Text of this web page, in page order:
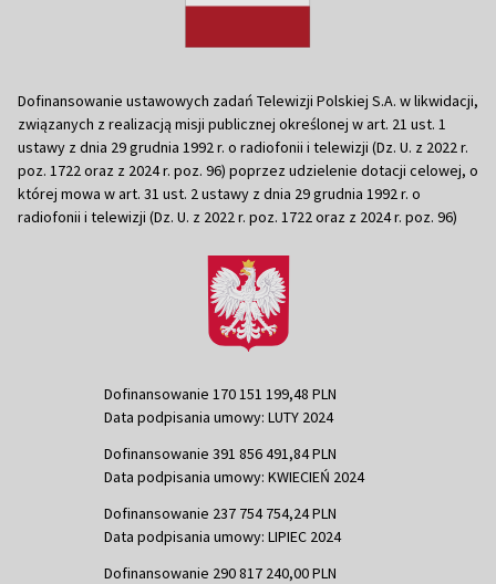
Dofinansowanie ustawowych zadań Telewizji Polskiej S.A. w likwidacji,
związanych z realizacją misji publicznej określonej w art. 21 ust. 1
ustawy z dnia 29 grudnia 1992 r. o radiofonii i telewizji (Dz. U. z 2022 r.
poz. 1722 oraz z 2024 r. poz. 96) poprzez udzielenie dotacji celowej, o
której mowa w art. 31 ust. 2 ustawy z dnia 29 grudnia 1992 r. o
radiofonii i telewizji (Dz. U. z 2022 r. poz. 1722 oraz z 2024 r. poz. 96)
Dofinansowanie 170 151 199,48 PLN
Data podpisania umowy: LUTY 2024
Dofinansowanie 391 856 491,84 PLN
Data podpisania umowy: KWIECIEŃ 2024
Dofinansowanie 237 754 754,24 PLN
Data podpisania umowy: LIPIEC 2024
Dofinansowanie 290 817 240,00 PLN